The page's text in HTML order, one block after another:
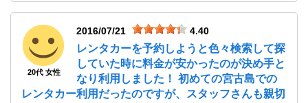
20代 女性
2016/07/21 4.40
レンタカーを予約しようと色々検索して探
していた時に料金が安かったのが決め手と
なり利用しました！ 初めての宮古島での
レンタカー利用だったのですが、スタッフさんも親切